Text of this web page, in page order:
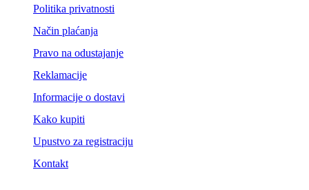
Politika privatnosti
Način plaćanja
Pravo na odustajanje
Reklamacije
Informacije o dostavi
Kako kupiti
Upustvo za registraciju
Kontakt